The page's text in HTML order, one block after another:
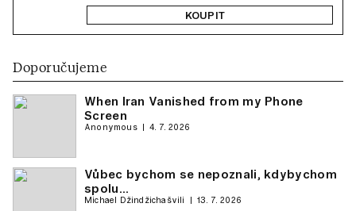
KOUPIT
Doporučujeme
When Iran Vanished from my Phone
Screen
Anonymous 4. 7. 2026
Vůbec bychom se nepoznali, kdybychom
spolu…
Michael Džindžichašvili 13. 7. 2026